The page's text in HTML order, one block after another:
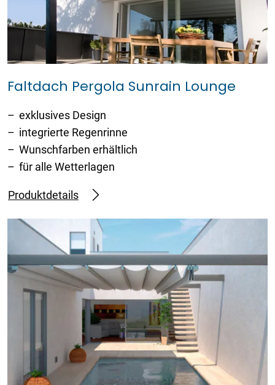
Faltdach Pergola Sunrain Lounge
exklusives Design
integrierte Regenrinne
Wunschfarben erhältlich
für alle Wetterlagen
Produktdetails